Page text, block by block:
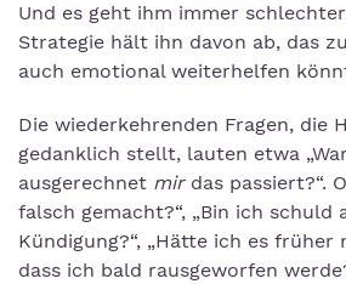
Und es geht ihm immer
Strategie hält ihn davon ab, das
auch emotional weiterhelfen
Die wiederkehrenden Fragen, die
gedanklich stellt, lauten etwa
ausgerechnet mirdas passiert?“.
falsch gemacht?“, „Bin ich schuld
Kündigung?“, „Hätte ich es früher
dass ich bald rausgeworfen